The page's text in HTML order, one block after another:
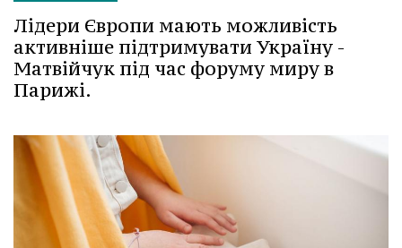
Лідери Європи мають можливість
активніше підтримувати Україну -
Матвійчук під час форуму миру в
Парижі.